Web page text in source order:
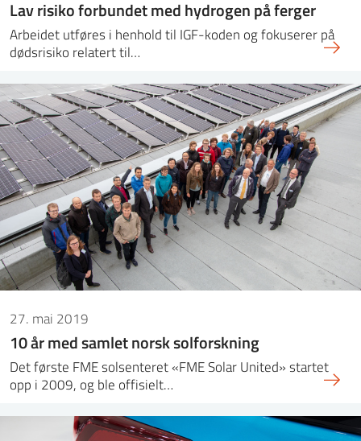
Lav risiko forbundet med hydrogen på ferger
Arbeidet utføres i henhold til IGF-koden og fokuserer på
dødsrisiko relatert til…
27. mai 2019
10 år med samlet norsk solforskning
Det første FME solsenteret «FME Solar United» startet
opp i 2009, og ble offisielt…